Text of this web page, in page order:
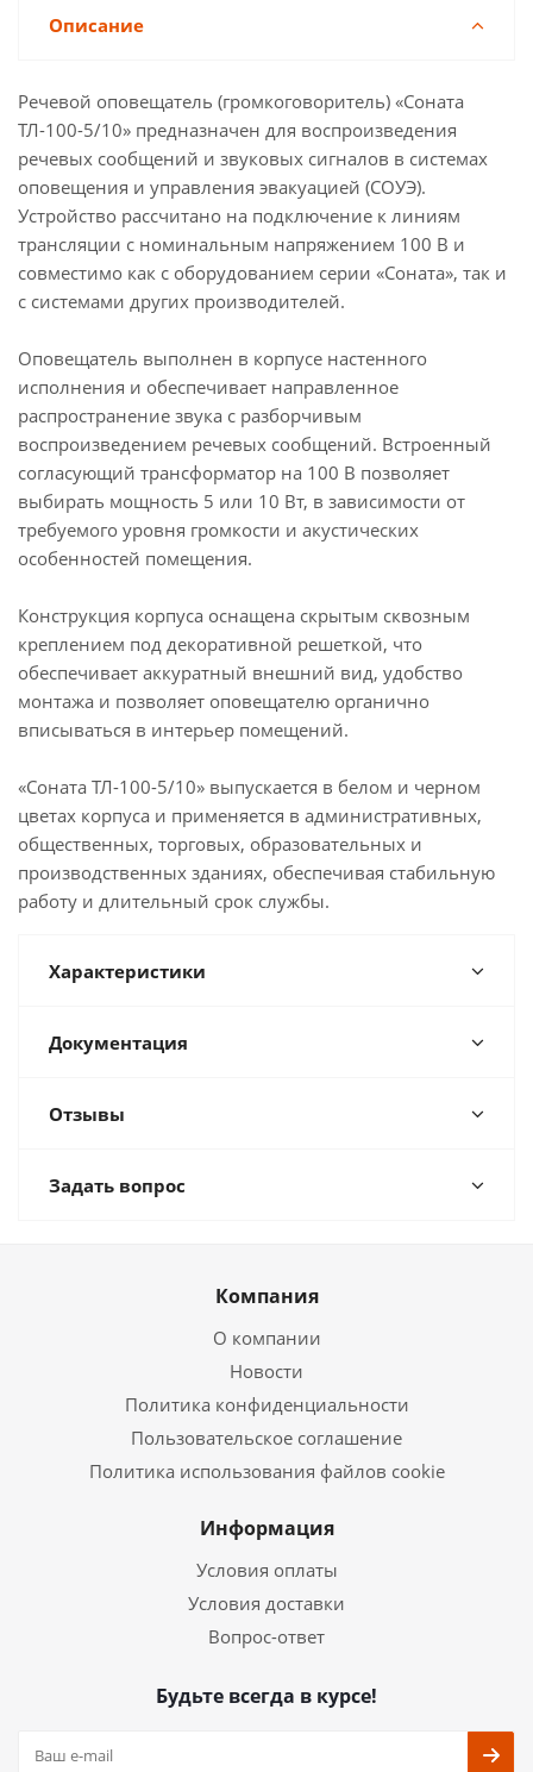
Описание
Речевой оповещатель (громкоговоритель) «Соната
ТЛ-100-5/10» предназначен для воспроизведения
речевых сообщений и звуковых сигналов в системах
оповещения и управления эвакуацией (СОУЭ).
Устройство рассчитано на подключение к линиям
трансляции с номинальным напряжением 100 В и
совместимо как с оборудованием серии «Соната», так и
с системами других производителей.
Оповещатель выполнен в корпусе настенного
исполнения и обеспечивает направленное
распространение звука с разборчивым
воспроизведением речевых сообщений. Встроенный
согласующий трансформатор на 100 В позволяет
выбирать мощность 5 или 10 Вт, в зависимости от
требуемого уровня громкости и акустических
особенностей помещения.
Конструкция корпуса оснащена скрытым сквозным
креплением под декоративной решеткой, что
обеспечивает аккуратный внешний вид, удобство
монтажа и позволяет оповещателю органично
вписываться в интерьер помещений.
«Соната ТЛ-100-5/10» выпускается в белом и черном
цветах корпуса и применяется в административных,
общественных, торговых, образовательных и
производственных зданиях, обеспечивая стабильную
работу и длительный срок службы.
Характеристики
Документация
Отзывы
Задать вопрос
Компания
О компании
Новости
Политика конфиденциальности
Пользовательское соглашение
Политика использования файлов cookie
Информация
Условия оплаты
Условия доставки
Вопрос-ответ
Будьте всегда в курсе!